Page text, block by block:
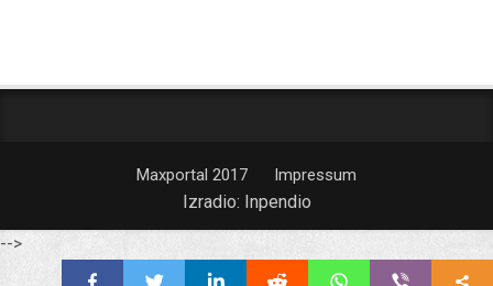
Maxportal 2017 Impressum
Izradio: Inpendio
-->